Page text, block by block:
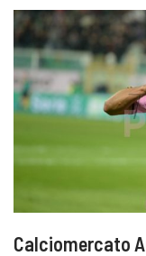
Calciomercato